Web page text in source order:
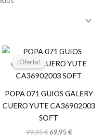
¡Oferta!
POPA 071 GUIOS GALERY
CUERO YUTE CA36902003
SOFT
99,95€
El
original
era:
69,95€
El
actual
es: